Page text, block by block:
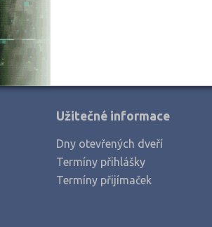
Užitečné informace
Dny otevřených dveří
Termíny přihlášky
Termíny přijímaček